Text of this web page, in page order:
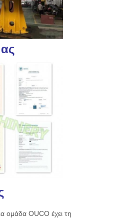
ομάδα OUCO έχει τη